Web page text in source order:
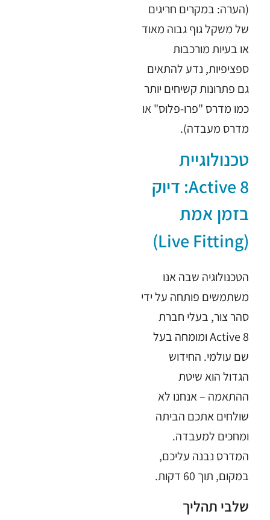
(הערה: במקרים חריגים
של משקל גוף גבוה מאוד
או בעיות מורכבות
ספציפיות, נדע להתאים
גם פתרונות קשיחים יותר
כמו מדרס "פרו-פלוס" או
מדרס מעבדה).
טכנולוגיית
Active 8: דיוק
בזמן אמת
(Live Fitting)
הטכנולוגיה שבה אנו
משתמשים פותחה על ידי
סהר צור, בעלי חברת
Active 8 ומומחה בעל
שם עולמי. החידוש
הגדול הוא שיטת
ההתאמה – אנחנו לא
שולחים אתכם הביתה
ומחכים למעבדה.
המדרס נבנה עליכם,
במקום, תוך 60 דקות.
שלבי תהליך